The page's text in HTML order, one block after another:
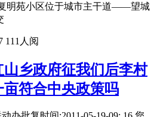
明苑小区位于城市主干道——望城
111人阅
乡政府征我们后李村
符合中央政策吗